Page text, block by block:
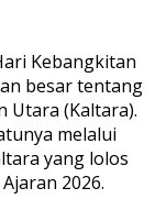
Kebangkitan
besar tentang
Utara (Kaltara).
melalui
yang lolos
2026.